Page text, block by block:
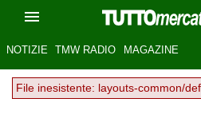
NOTIZIE TMW RADIO MAGAZINE
File inesistente: layouts-common/